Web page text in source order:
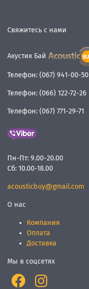
Свяжитесь с нами
Акустик Бай
Телефон: (067) 941-00-50
Телефон: (066) 122-72-26
Телефон: (067) 771-29-71
Пн-Пт: 9.00-20.00
Сб: 10.00-18.00
acousticbuy@gmail.com
О нас
Компания
Оплата
Доставка
Мы в соцсетях